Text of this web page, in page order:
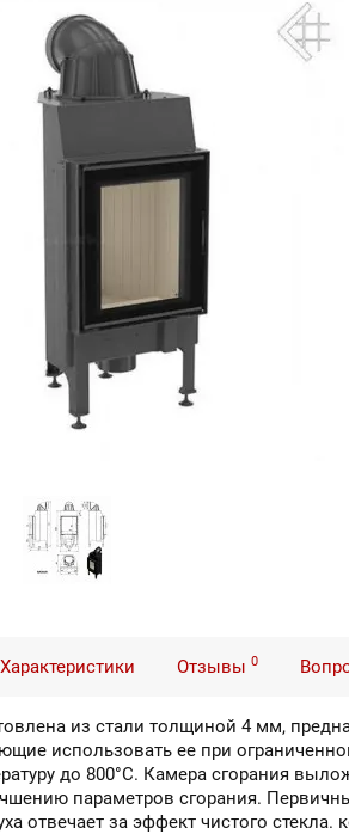
Характеристики Отзывы 0
из стали толщиной 4 мм,
использовать ее при
до 800°С. Камера сгорания
параметров сгорания.
отвечает за эффект чистого